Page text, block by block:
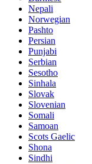
Nepali
Norwegian
Pashto
Persian
Punjabi
Serbian
Sesotho
Sinhala
Slovak
Slovenian
Somali
Samoan
Scots Gaelic
Shona
Sindhi